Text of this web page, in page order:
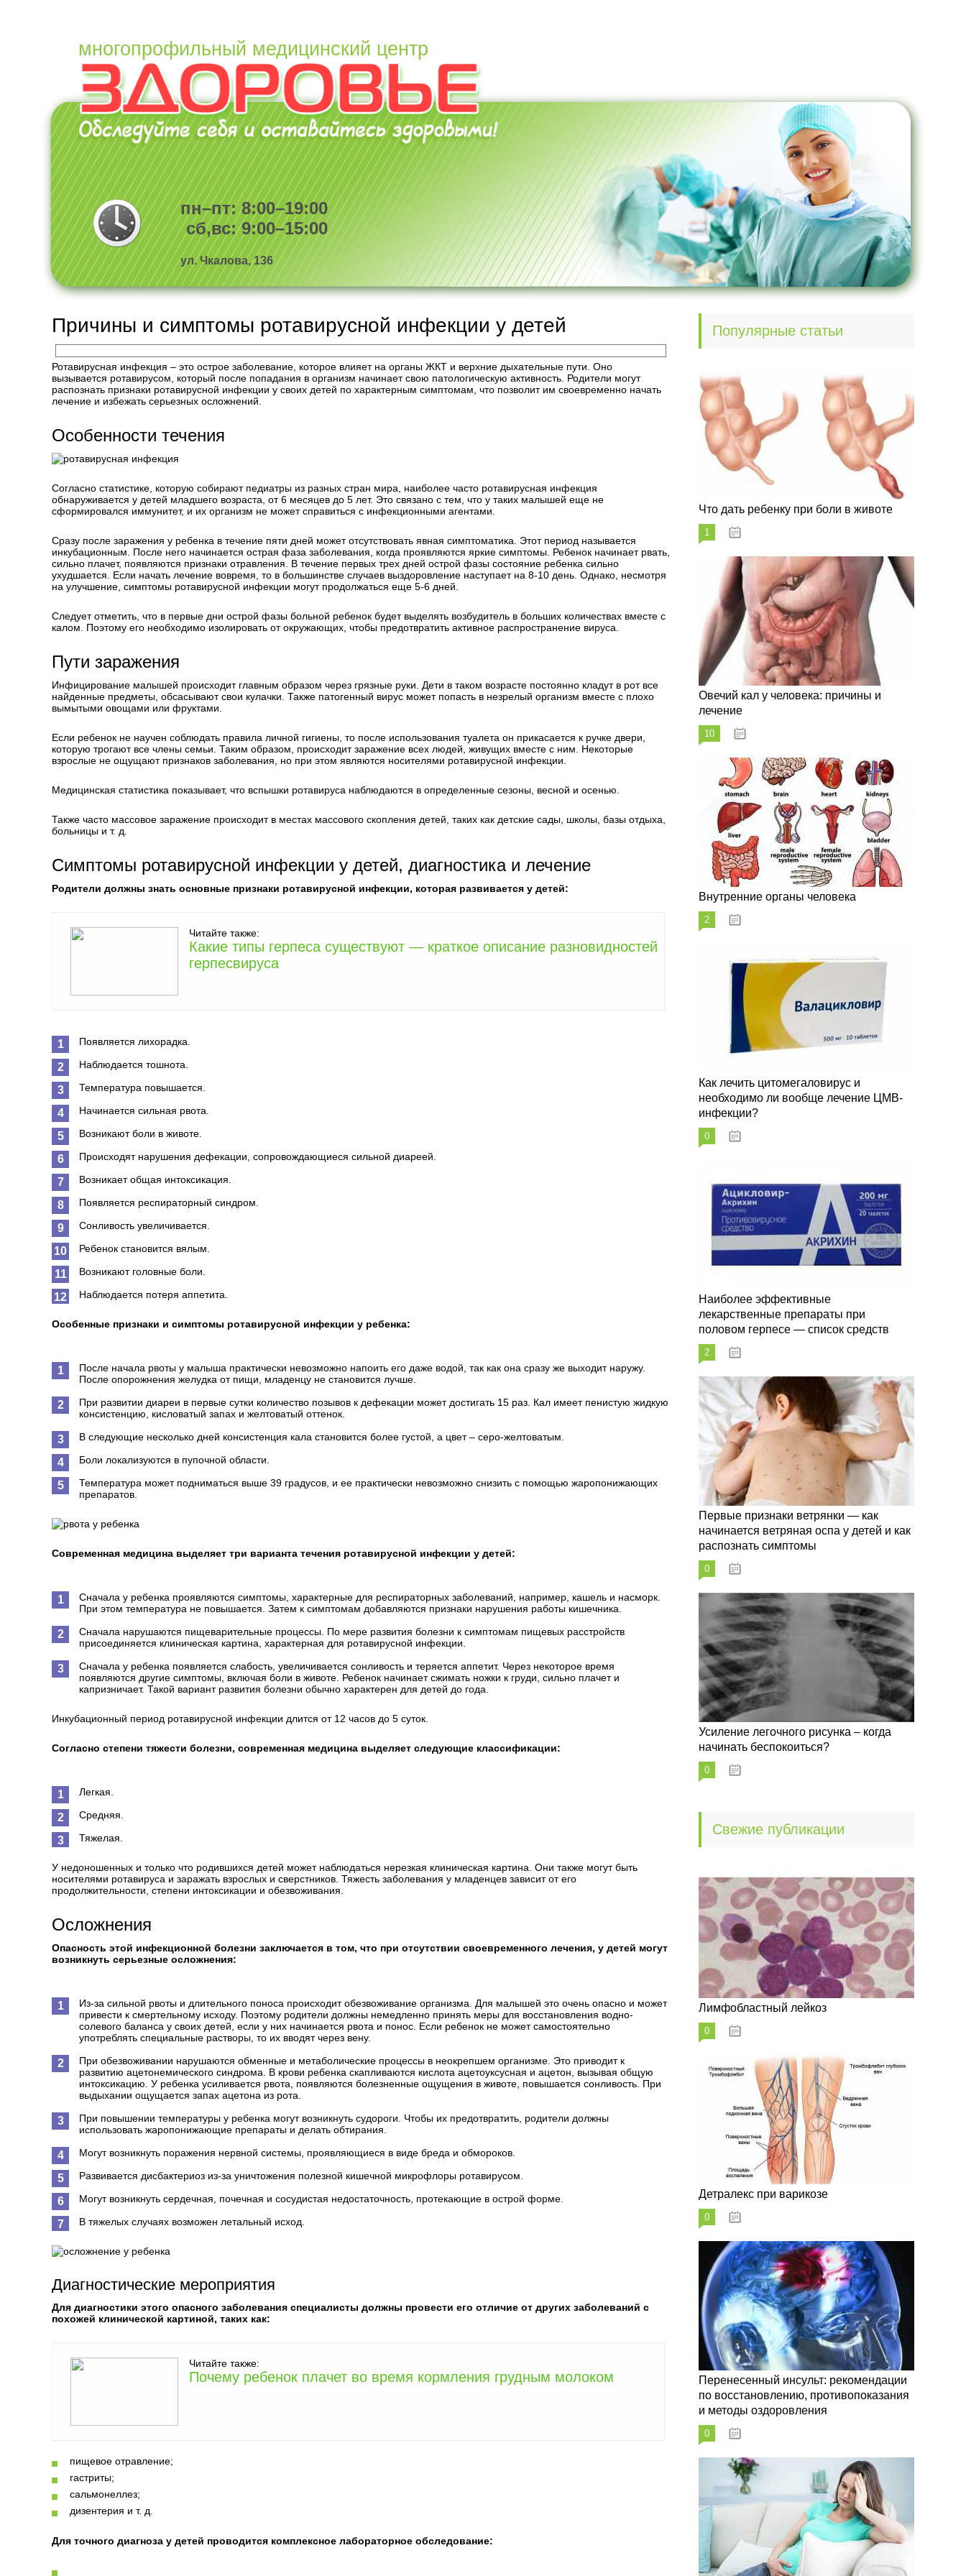
многопрофильный медицинский центр
пн–пт: 8:00–19:00
сб,вс: 9:00–15:00
ул. Чкалова, 136
Причины и симптомы ротавирусной инфекции у детей
Ротавирусная инфекция – это острое заболевание, которое влияет на органы ЖКТ и верхние дыхательные пути. Оно
вызывается ротавирусом, который после попадания в организм начинает свою патологическую активность. Родители могут
распознать признаки ротавирусной инфекции у своих детей по характерным симптомам, что позволит им своевременно начать
лечение и избежать серьезных осложнений.
Особенности течения
Согласно статистике, которую собирают педиатры из разных стран мира, наиболее часто ротавирусная инфекция
обнаруживается у детей младшего возраста, от 6 месяцев до 5 лет. Это связано с тем, что у таких малышей еще не
сформировался иммунитет, и их организм не может справиться с инфекционными агентами.
Сразу после заражения у ребенка в течение пяти дней может отсутствовать явная симптоматика. Этот период называется
инкубационным. После него начинается острая фаза заболевания, когда проявляются яркие симптомы. Ребенок начинает рвать,
сильно плачет, появляются признаки отравления. В течение первых трех дней острой фазы состояние ребенка сильно
ухудшается. Если начать лечение вовремя, то в большинстве случаев выздоровление наступает на 8-10 день. Однако, несмотря
на улучшение, симптомы ротавирусной инфекции могут продолжаться еще 5-6 дней.
Следует отметить, что в первые дни острой фазы больной ребенок будет выделять возбудитель в больших количествах вместе с
калом. Поэтому его необходимо изолировать от окружающих, чтобы предотвратить активное распространение вируса.
Пути заражения
Инфицирование малышей происходит главным образом через грязные руки. Дети в таком возрасте постоянно кладут в рот все
найденные предметы, обсасывают свои кулачки. Также патогенный вирус может попасть в незрелый организм вместе с плохо
вымытыми овощами или фруктами.
Если ребенок не научен соблюдать правила личной гигиены, то после использования туалета он прикасается к ручке двери,
которую трогают все члены семьи. Таким образом, происходит заражение всех людей, живущих вместе с ним. Некоторые
взрослые не ощущают признаков заболевания, но при этом являются носителями ротавирусной инфекции.
Медицинская статистика показывает, что вспышки ротавируса наблюдаются в определенные сезоны, весной и осенью.
Также часто массовое заражение происходит в местах массового скопления детей, таких как детские сады, школы, базы отдыха,
больницы и т. д.
Симптомы ротавирусной инфекции у детей, диагностика и лечение
Родители должны знать основные признаки ротавирусной инфекции, которая развивается у детей:
Читайте также:
Какие типы герпеса существуют — краткое описание разновидностей
герпесвируса
Появляется лихорадка.
Наблюдается тошнота.
Температура повышается.
Начинается сильная рвота.
Возникают боли в животе.
Происходят нарушения дефекации, сопровождающиеся сильной диареей.
Возникает общая интоксикация.
Появляется респираторный синдром.
Сонливость увеличивается.
Ребенок становится вялым.
Возникают головные боли.
Наблюдается потеря аппетита.
Особенные признаки и симптомы ротавирусной инфекции у ребенка:
После начала рвоты у малыша практически невозможно напоить его даже водой, так как она сразу же выходит наружу.
После опорожнения желудка от пищи, младенцу не становится лучше.
При развитии диареи в первые сутки количество позывов к дефекации может достигать 15 раз. Кал имеет пенистую жидкую
консистенцию, кисловатый запах и желтоватый оттенок.
В следующие несколько дней консистенция кала становится более густой, а цвет – серо-желтоватым.
Боли локализуются в пупочной области.
Температура может подниматься выше 39 градусов, и ее практически невозможно снизить с помощью жаропонижающих
препаратов.
Современная медицина выделяет три варианта течения ротавирусной инфекции у детей:
Сначала у ребенка проявляются симптомы, характерные для респираторных заболеваний, например, кашель и насморк.
При этом температура не повышается. Затем к симптомам добавляются признаки нарушения работы кишечника.
Сначала нарушаются пищеварительные процессы. По мере развития болезни к симптомам пищевых расстройств
присоединяется клиническая картина, характерная для ротавирусной инфекции.
Сначала у ребенка появляется слабость, увеличивается сонливость и теряется аппетит. Через некоторое время
появляются другие симптомы, включая боли в животе. Ребенок начинает сжимать ножки к груди, сильно плачет и
капризничает. Такой вариант развития болезни обычно характерен для детей до года.
Инкубационный период ротавирусной инфекции длится от 12 часов до 5 суток.
Согласно степени тяжести болезни, современная медицина выделяет следующие классификации:
Легкая.
Средняя.
Тяжелая.
У недоношенных и только что родившихся детей может наблюдаться нерезкая клиническая картина. Они также могут быть
носителями ротавируса и заражать взрослых и сверстников. Тяжесть заболевания у младенцев зависит от его
продолжительности, степени интоксикации и обезвоживания.
Осложнения
Опасность этой инфекционной болезни заключается в том, что при отсутствии своевременного лечения, у детей могут
возникнуть серьезные осложнения:
Из-за сильной рвоты и длительного поноса происходит обезвоживание организма. Для малышей это очень опасно и может
привести к смертельному исходу. Поэтому родители должны немедленно принять меры для восстановления водно-
солевого баланса у своих детей, если у них начинается рвота и понос. Если ребенок не может самостоятельно
употреблять специальные растворы, то их вводят через вену.
При обезвоживании нарушаются обменные и метаболические процессы в неокрепшем организме. Это приводит к
развитию ацетонемического синдрома. В крови ребенка скапливаются кислота ацетоуксусная и ацетон, вызывая общую
интоксикацию. У ребенка усиливается рвота, появляются болезненные ощущения в животе, повышается сонливость. При
выдыхании ощущается запах ацетона из рота.
При повышении температуры у ребенка могут возникнуть судороги. Чтобы их предотвратить, родители должны
использовать жаропонижающие препараты и делать обтирания.
Могут возникнуть поражения нервной системы, проявляющиеся в виде бреда и обмороков.
Развивается дисбактериоз из-за уничтожения полезной кишечной микрофлоры ротавирусом.
Могут возникнуть сердечная, почечная и сосудистая недостаточность, протекающие в острой форме.
В тяжелых случаях возможен летальный исход.
Диагностические мероприятия
Для диагностики этого опасного заболевания специалисты должны провести его отличие от других заболеваний с
похожей клинической картиной, таких как:
Читайте также:
Почему ребенок плачет во время кормления грудным молоком
пищевое отравление;
гастриты;
сальмонеллез;
дизентерия и т. д.
Для точного диагноза у детей проводится комплексное лабораторное обследование:
Популярные статьи
Что дать ребенку при боли в животе
1
Овечий кал у человека: причины и
лечение
10
Внутренние органы человека
2
Как лечить цитомегаловирус и
необходимо ли вообще лечение ЦМВ-
инфекции?
0
Наиболее эффективные
лекарственные препараты при
половом герпесе — список средств
2
Первые признаки ветрянки — как
начинается ветряная оспа у детей и как
распознать симптомы
0
Усиление легочного рисунка – когда
начинать беспокоиться?
0
Свежие публикации
Лимфобластный лейкоз
0
Детралекс при варикозе
0
Перенесенный инсульт: рекомендации
по восстановлению, противопоказания
и методы оздоровления
0